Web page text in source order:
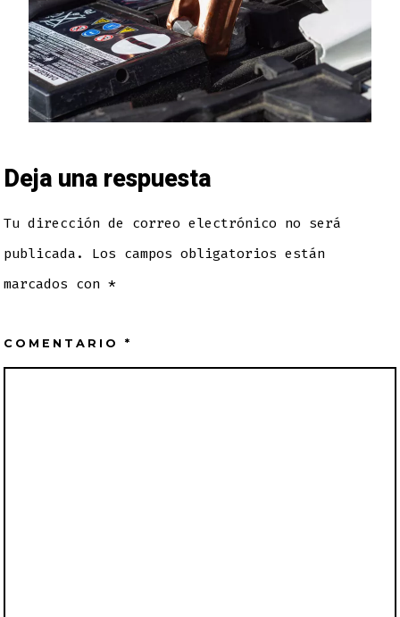
Deja una respuesta
Tu dirección de correo electrónico no será
publicada.
Los campos obligatorios están
marcados con *
COMENTARIO *